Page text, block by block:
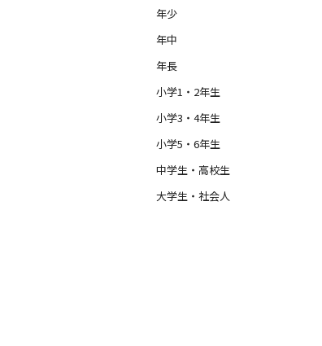
年少
年中
年長
小学1・2年生
小学3・4年生
小学5・6年生
中学生・高校生
大学生・社会人